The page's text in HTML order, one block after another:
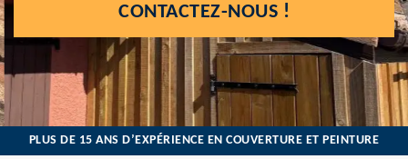
CONTACTEZ-NOUS !
PLUS DE 15 ANS D’EXPÉRIENCE EN COUVERTURE ET PEINTURE